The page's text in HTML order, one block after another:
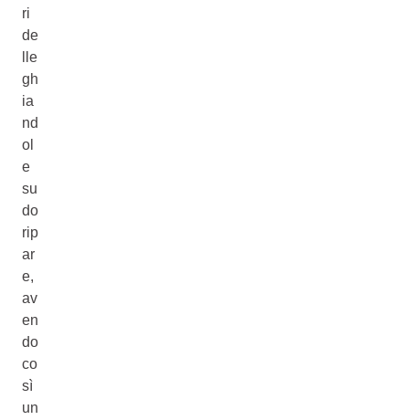
ri
de
lle
gh
ia
nd
ol
e
su
do
rip
ar
e,
av
en
do
co
sì
un